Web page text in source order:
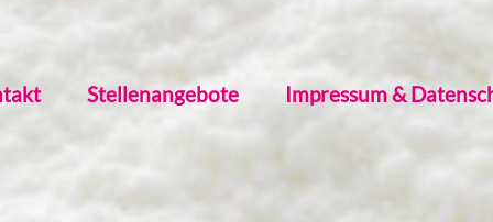
Stellenangebote Impressum &